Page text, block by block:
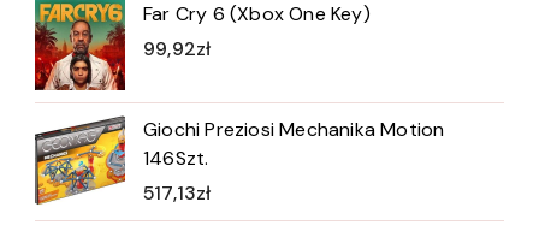
Far Cry 6 (Xbox One Key)
99,92zł
Giochi Preziosi Mechanika Motion
146Szt.
517,13zł